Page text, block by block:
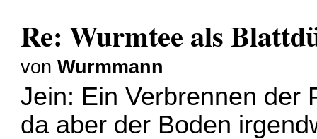
Re: Wurmtee als
vonWurmmann
Jein: Ein Verbrennen der
da aber der Boden